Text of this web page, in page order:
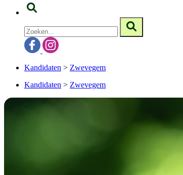
Kandidaten > Zwevegem
Kandidaten > Zwevegem